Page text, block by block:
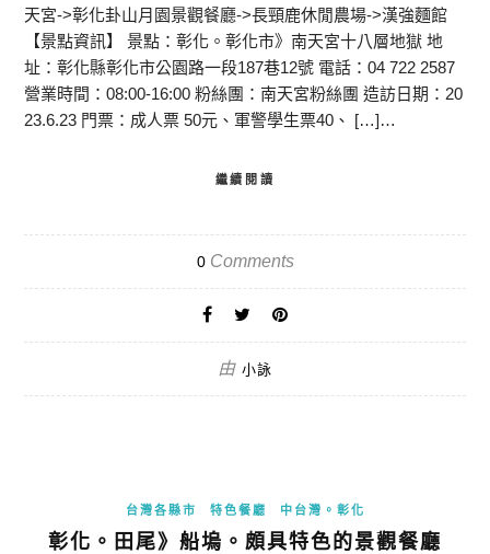
天宮->彰化卦山月園景觀餐廳->長頸鹿休閒農場->漢強麵館
【景點資訊】 景點：彰化。彰化市》南天宮十八層地獄 地
址：彰化縣彰化市公園路一段187巷12號 電話：04 722 2587
營業時間：08:00-16:00 粉絲團：南天宮粉絲團 造訪日期：20
23.6.23 門票：成人票 50元、軍警學生票40、 […]…
繼續閱讀
0Comments
由 小詠
台灣各縣市 特色餐廳 中台灣。彰化
彰化。田尾》船塢。頗具特色的景觀餐廳